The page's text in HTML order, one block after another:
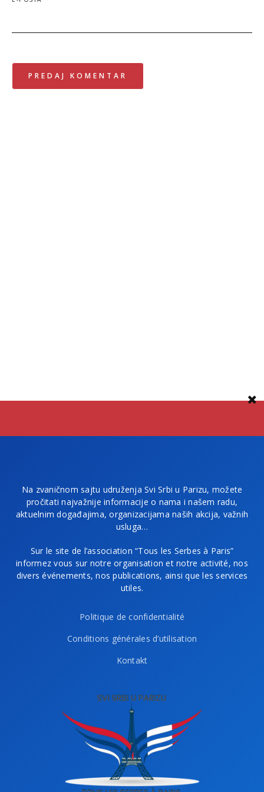
Na zvaničnom sajtu udruženja Svi Srbi u Parizu, možete
pročitati najvažnije informacije o nama i našem radu,
aktuelnim događajima, organizacijama naših akcija, važnih
usluga…
Sur le site de l’association “Tous les Serbes à Paris”
informez vous sur notre organisation et notre activité, nos
divers événements, nos publications, ainsi que les services
utiles.
Politique de confidentialité
Conditions générales d’utilisation
Kontakt